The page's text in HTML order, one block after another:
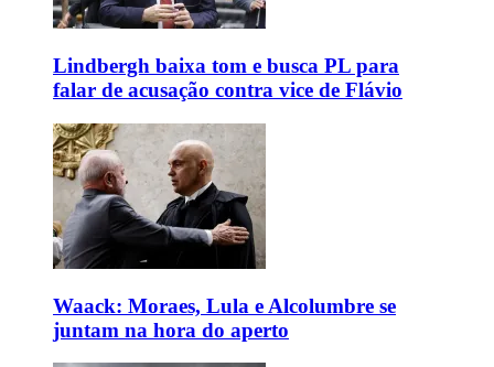
Lindbergh baixa tom e busca PL para
falar de acusação contra vice de Flávio
Waack: Moraes, Lula e Alcolumbre se
juntam na hora do aperto